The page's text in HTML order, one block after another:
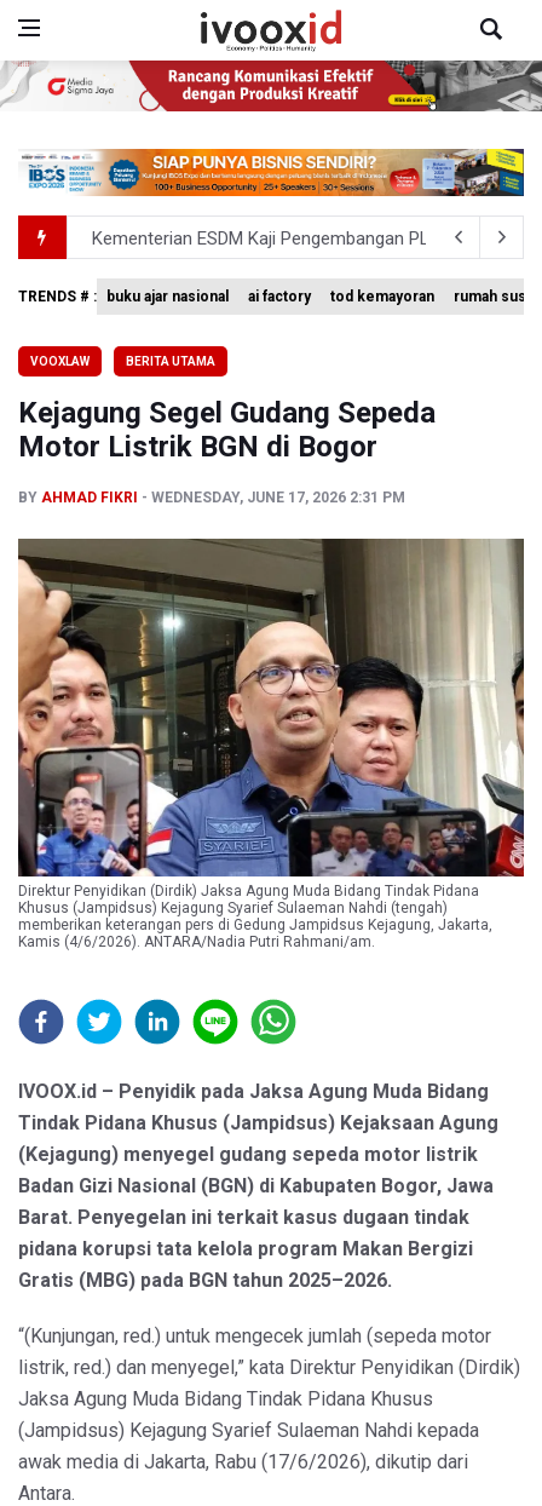
Kementerian ESDM Kaji Pengembangan PLTS
BRIN Kembangkan Teknologi Modifikasi Cuaca hingga
Terkait Temuan 995 Pucuk Senjata, Yayasan Sekolah:
KPK Terima Permintaan Kejaksaan Agung Periksa
TRENDS # : buku ajar nasional ai factory tod kemayoran rumah
VOOXLAW BERITA UTAMA
Kejagung Segel Gudang Sepeda
Motor Listrik BGN di Bogor
BY AHMAD FIKRI WEDNESDAY, JUNE 17, 2026 2:31 PM
Direktur Penyidikan (Dirdik) Jaksa Agung Muda Bidang Tindak Pidana
Khusus (Jampidsus) Kejagung Syarief Sulaeman Nahdi (tengah)
memberikan keterangan pers di Gedung Jampidsus Kejagung, Jakarta,
Kamis (4/6/2026). ANTARA/Nadia Putri Rahmani/am.
IVOOX.id – Penyidik pada Jaksa Agung Muda Bidang
Tindak Pidana Khusus (Jampidsus) Kejaksaan Agung
(Kejagung) menyegel gudang sepeda motor listrik
Badan Gizi Nasional (BGN) di Kabupaten Bogor, Jawa
Barat. Penyegelan ini terkait kasus dugaan tindak
pidana korupsi tata kelola program Makan Bergizi
Gratis (MBG) pada BGN tahun 2025–2026.
“(Kunjungan, red.) untuk mengecek jumlah (sepeda motor
listrik, red.) dan menyegel,” kata Direktur Penyidikan (Dirdik)
Jaksa Agung Muda Bidang Tindak Pidana Khusus
(Jampidsus) Kejagung Syarief Sulaeman Nahdi kepada
awak media di Jakarta, Rabu (17/6/2026), dikutip dari
Antara.